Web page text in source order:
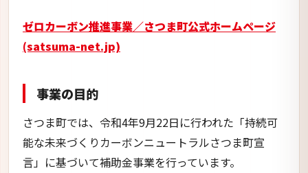
具体的には、2050年温室効果ガス排出量「実質ゼ
ロ」を目指すため、脱炭素化に資する設備等の導入
さつま町では、ZEHに関する設備以外にも電気自動
車に関する補助も行っておりますので、合わせてご紹